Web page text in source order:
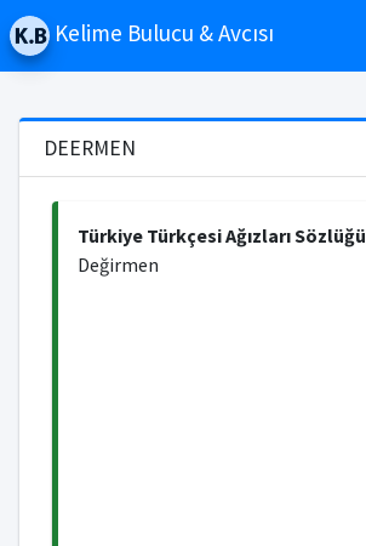
Kelime Bulucu & Avcısı
DEERMEN
Türkiye Türkçesi Ağızları Sözlüğü
Değirmen